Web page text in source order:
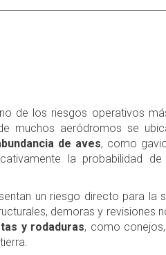
de los riesgos operativos
muchos aeródromos se
de aves, como
la probabilidad
un riesgo directo para la
demoras y revisiones
y rodaduras, como